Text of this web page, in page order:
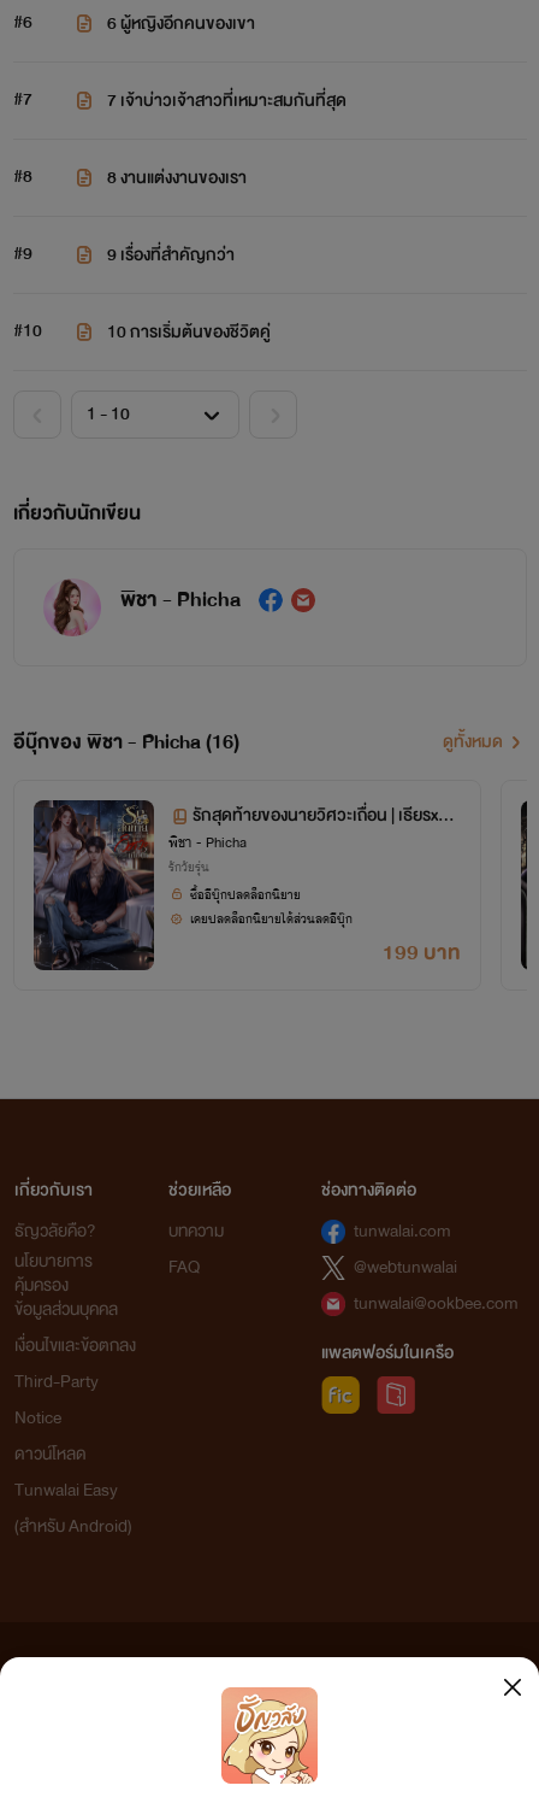
#6 6 ผู้หญิงอีกคนของเขา
#7 7 เจ้าบ่าวเจ้าสาวที่เหมาะสมกันที่สุด
#8 8 งานแต่งงานของเรา
#9 9 เรื่องที่สำคัญกว่า
#10 10 การเริ่มต้นของชีวิตคู่
เกี่ยวกับนักเขียน
พิชา - Phicha
อีบุ๊กของ พิชา - Phicha (16) ดูทั้งหมด
รักสุดท้ายของนายวิศวะเถื่อน | เธียรxมิน
นี่
พิชา - Phicha
รักวัยรุ่น
199 บาท
ซื้ออีบุ๊กปลดล็อกนิยาย
เคยปลดล็อกนิยายได้ส่วนลดอีบุ๊ก
เกี่ยวกับเรา
ธัญวลัยคือ?
นโยบายการ
คุ้มครอง
ข้อมูลส่วนบุคคล
เงื่อนไขและข้อตกลง
Third-Party
Notice
ดาวน์โหลด
Tunwalai Easy
(สำหรับ Android)
ช่วยเหลือ
บทความ
FAQ
ช่องทางติดต่อ
tunwalai.com
@webtunwalai
tunwalai@ookbee.com
แพลตฟอร์มในเครือ
เว็บไซต์แห่งนี้ไม่ได้เห็นด้วยและไม่ขอรับผิดชอบต่อข้อความใดๆ ทั้งสิ้น ดังนั้นผู้อ่านทุกท่านโปรดใช้
วิจารณญาณในการกลั่นกรองด้วยตนเอง และหากท่านพบข้อความใดๆ ที่ขัดต่อกฎหมายและศีลธรรม
กรุณาแจ้งมาที่ tunwalai@ookbee.com เพื่อทีมงานจะได้ดำเนินการในทันที ทั้งนี้ ทางเว็บไซต์ขอสงวน
ลิขสิทธิ์ตามพระราชบัญญัติลิขสิทธิ์ (ฉบับเพิ่มเติม) พ.ศ.2558